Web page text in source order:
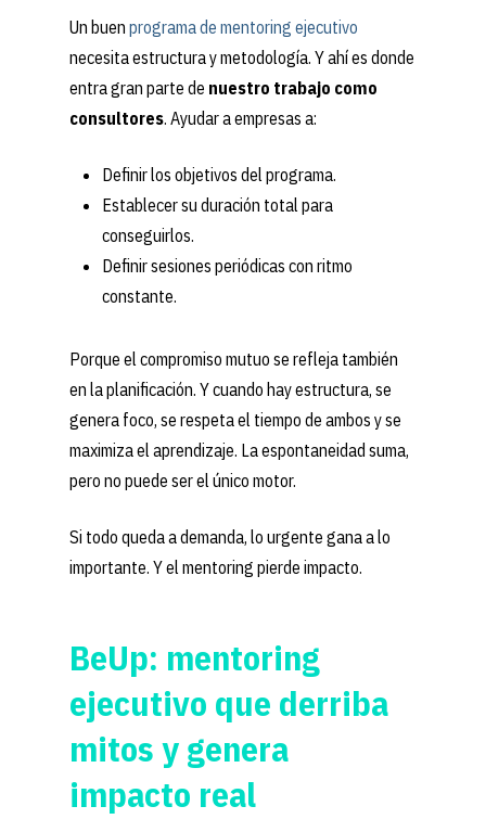
Un buen programa de mentoring ejecutivo
necesita estructura y metodología. Y ahí es donde
entra gran parte de nuestro trabajo como
consultores. Ayudar a empresas a:
Definir los objetivos del programa.
Establecer su duración total para
conseguirlos.
Definir sesiones periódicas con ritmo
constante.
Porque el compromiso mutuo se refleja también
en la planificación. Y cuando hay estructura, se
genera foco, se respeta el tiempo de ambos y se
maximiza el aprendizaje. La espontaneidad suma,
pero no puede ser el único motor.
Si todo queda a demanda, lo urgente gana a lo
importante. Y el mentoring pierde impacto.
BeUp: mentoring
ejecutivo que derriba
mitos y genera
impacto real